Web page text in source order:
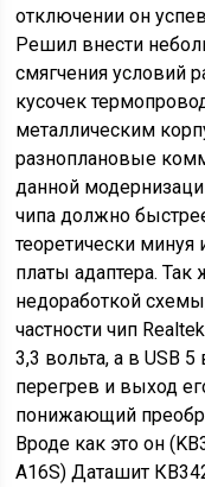
отключении он
Решил внести
смягчения условий
кусочек
металлическим
разноплановые
данной
чипа должно
теоретически
платы адаптера.
недоработкой
частности чип
3,3 вольта, а в USB 5
перегрев и выход
понижающий
Вроде как это он
А16S) Даташит